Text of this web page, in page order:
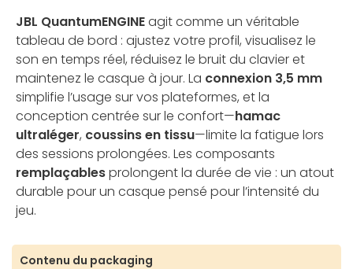
JBL QuantumENGINEagit comme un véritable
tableau de bord : ajustez votre profil, visualisez le
son en temps réel, réduisez le bruit du clavier et
maintenez le casque à jour. La connexion 3,5 mm
simplifie l’usage sur vos plateformes, et la
conception centrée sur le confort—hamac
ultraléger, coussins en tissu—limite la fatigue lors
des sessions prolongées. Les composants
remplaçablesprolongent la durée de vie : un atout
durable pour un casque pensé pour l’intensité du
jeu.
Contenu du packaging